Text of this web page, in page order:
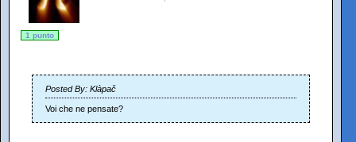
1 punto
Posted By: Klàpač
Voi che ne pensate?